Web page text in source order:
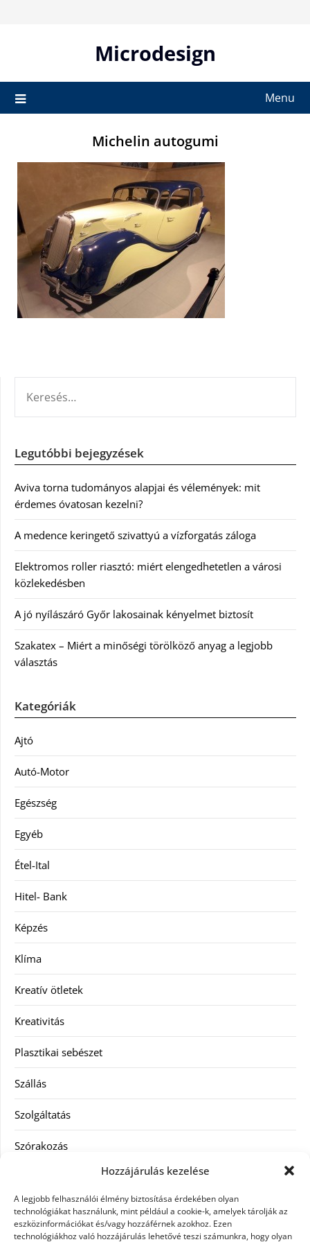
Hozzájárulás kezelése
A legjobb felhasználói élmény biztosítása érdekében olyan
technológiákat használunk, mint például a cookie-k, amelyek tárolják az
eszközinformációkat és/vagy hozzáférnek azokhoz. Ezen
technológiákhoz való hozzájárulás lehetővé teszi számunkra, hogy olyan
Microdesign
Menu
Michelin autogumi
Legutóbbi bejegyzések
Aviva torna tudományos alapjai és vélemények: mit
érdemes óvatosan kezelni?
A medence keringető szivattyú a vízforgatás záloga
Elektromos roller riasztó: miért elengedhetetlen a városi
közlekedésben
A jó nyílászáró Győr lakosainak kényelmet biztosít
Szakatex – Miért a minőségi törölköző anyag a legjobb
választás
Kategóriák
Ajtó
Autó-Motor
Egészség
Egyéb
Étel-Ital
Hitel- Bank
Képzés
Klíma
Kreatív ötletek
Kreativitás
Plasztikai sebészet
Szállás
Szolgáltatás
Szórakozás
Vásárlás
Víztisztítás